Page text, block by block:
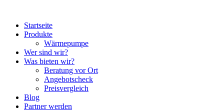
Startseite
Produkte
Wärmepumpe
Wer sind wir?
Was bieten wir?
Beratung vor Ort
Angebotscheck
Preisvergleich
Blog
Partner werden